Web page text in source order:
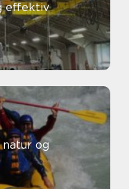
natur og